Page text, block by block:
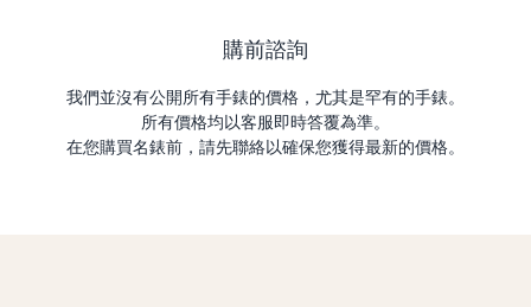
購前諮詢
我們並沒有公開所有手錶的價格，尤其是罕有的手錶。
所有價格均以客服即時答覆為準。
在您購買名錶前，請先聯絡以確保您獲得最新的價格。